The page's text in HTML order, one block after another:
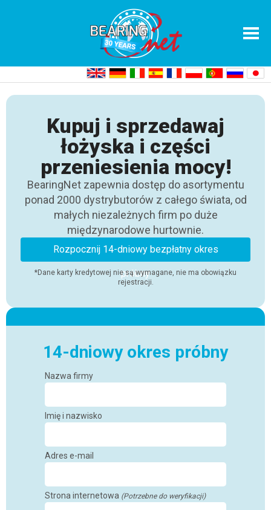
Sieć dystrybutorów łożysk
Kupuj i sprzedawaj
łożyska i części
przeniesienia mocy!
BearingNet zapewnia dostęp do asortymentu
ponad 2000 dystrybutorów z całego świata, od
małych niezależnych firm po duże
międzynarodowe hurtownie.
Rozpocznij 14-dniowy bezpłatny okres
próbny
*Dane karty kredytowej nie są wymagane, nie ma obowiązku
rejestracji.
14-dniowy okres próbny
Nazwa firmy
Imię i nazwisko
Adres e-mail
Strona internetowa (Potrzebne do weryfikacji)